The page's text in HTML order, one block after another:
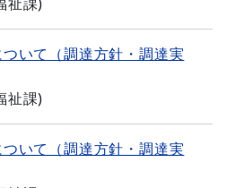
いて（調達方針・調達実
祉課)
いて（調達方針・調達実